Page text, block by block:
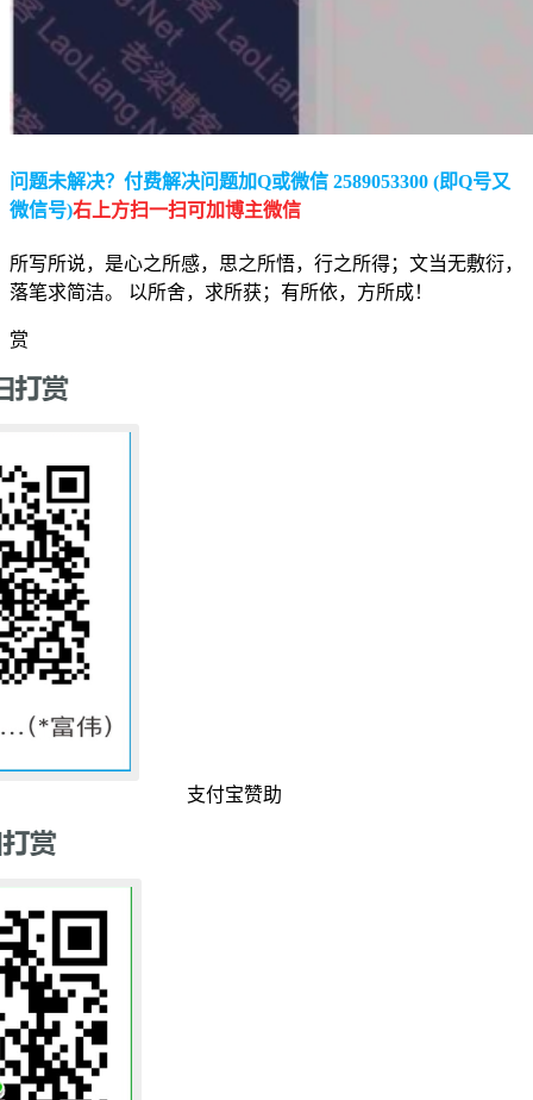
问题未解决？付费解决问题加Q或微信 2589053300 (即Q号又
微信号)右上方扫一扫可加博主微信
所写所说，是心之所感，思之所悟，行之所得；文当无敷衍，
落笔求简洁。 以所舍，求所获；有所依，方所成！
赏
支付宝赞助